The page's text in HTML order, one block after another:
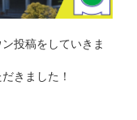
投稿をしていきま
きました！